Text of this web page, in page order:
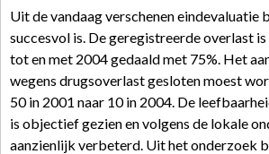
Uit de vandaag verschenen
succesvol is. De geregistreerde overlast
tot en met 2004 gedaald met 75%. Het
wegens drugsoverlast gesloten moest
50 in 2001 naar 10 in 2004. De
is objectief gezien en volgens de lokale
aanzienlijk verbeterd. Uit het onderzoek